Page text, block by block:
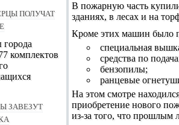
В пожарную часть
зданиях, в лесах и на
Кроме этих машин было
специальная
средства по
бензопилы;
ранцевые
На этом смотре
приобретение нового
из-за того, что прошлым
получат
комплектов
завезут